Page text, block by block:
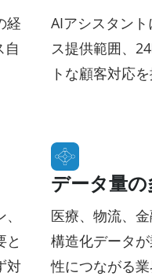
経
AIアシスタン
ス提供範囲、
トな顧客対応を
と
対
データ量
医療、物流、
構造化データ
性につながる業